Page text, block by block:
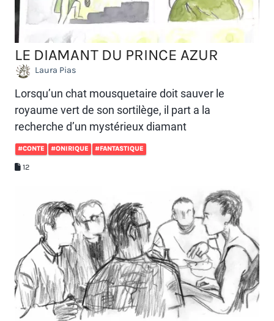
LE DIAMANT DU PRINCE AZUR
Laura Pias
Lorsqu’un chat mousquetaire doit sauver le
royaume vert de son sortilège, il part a la
recherche d’un mystérieux diamant
#CONTE #ONIRIQUE #FANTASTIQUE
12